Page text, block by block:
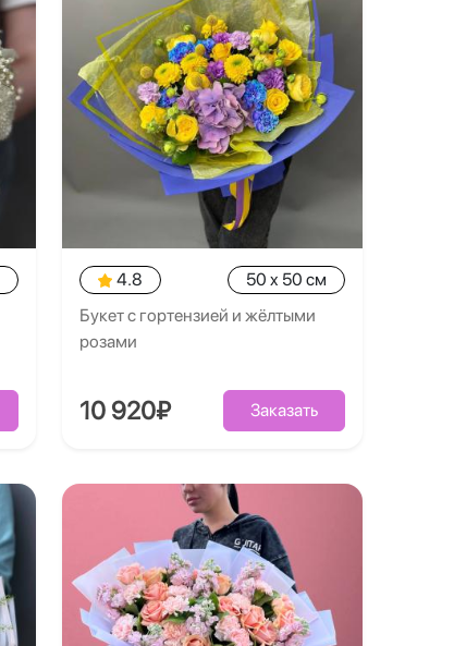
4.8
50 x 50 см
Букет с гортензией и жёлтыми
розами
10 920₽ Заказать